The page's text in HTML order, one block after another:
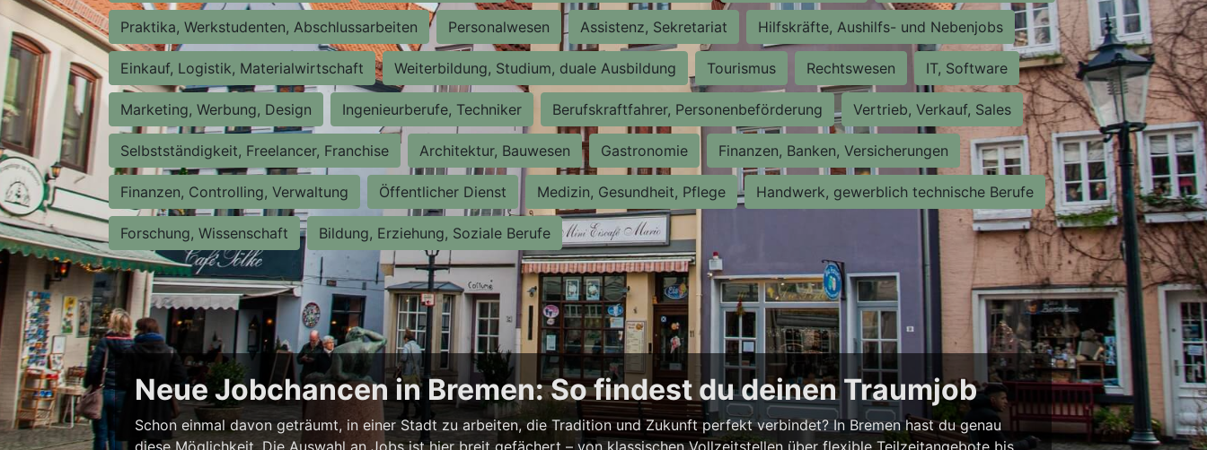
Praktika, Werkstudenten, Abschlussarbeiten Personalwesen Assistenz, Sekretariat Hilfskräfte, Aushilfs- und Nebenjobs
Einkauf, Logistik, Materialwirtschaft Weiterbildung, Studium, duale Ausbildung Tourismus Rechtswesen IT, Software
Marketing, Werbung, Design Ingenieurberufe, Techniker Berufskraftfahrer, Personenbeförderung Vertrieb, Verkauf, Sales
Selbstständigkeit, Freelancer, Franchise Architektur, Bauwesen Gastronomie Finanzen, Banken, Versicherungen
Finanzen, Controlling, Verwaltung Öffentlicher Dienst Medizin, Gesundheit, Pflege Handwerk, gewerblich technische Berufe
Forschung, Wissenschaft Bildung, Erziehung, Soziale Berufe
Neue Jobchancen in Bremen: So findest du deinen Traumjob
Schon einmal davon geträumt, in einer Stadt zu arbeiten, die Tradition und Zukunft perfekt verbindet? In Bremen hast du genau